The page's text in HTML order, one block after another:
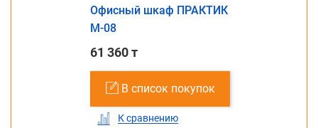
Офисный шкаф ПРАКТИК
M-08
61 360 т
В список покупок
К сравнению